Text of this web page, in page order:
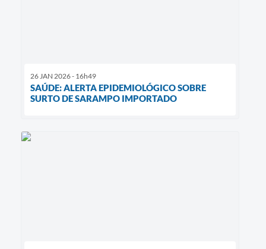
26 JAN 2026 - 16h49
SAÚDE: ALERTA EPIDEMIOLÓGICO SOBRE
SURTO DE SARAMPO IMPORTADO